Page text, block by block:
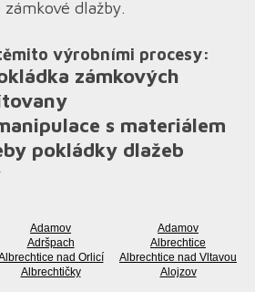
dlažby.
výrobními procesy:
zámkových
s materiálem
pokládky dlažeb
Adamov
Adamov
Adršpach
Albrechtice
nad Orlicí
Albrechtice nad Vltavou
Albrechtičky Alojzov